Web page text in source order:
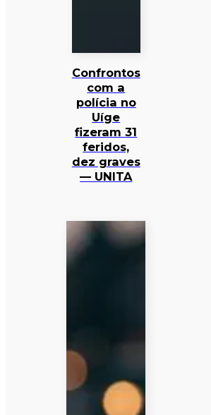
Confrontos
com a
polícia no
Uíge
fizeram 31
feridos,
dez graves
— UNITA